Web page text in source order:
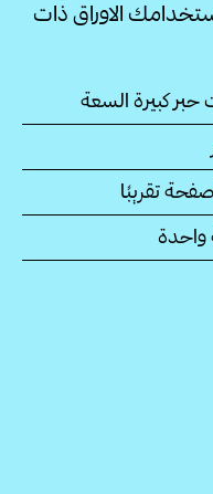
الاوراق ذات
كبيرة السعة
واحدة